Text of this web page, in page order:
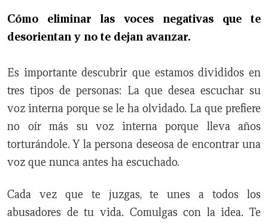
Cómo eliminar las voces negativas que te
desorientan y no te dejan avanzar.
Es importante descubrir que estamos divididos en
tres tipos de personas: La que desea escuchar su
voz interna porque se le ha olvidado. La que prefiere
no oír más su voz interna porque lleva años
torturándole. Y la persona deseosa de encontrar una
voz que nunca antes ha escuchado.
Cada vez que te juzgas, te unes a todos los
abusadores de tu vida. Comulgas con la idea. Te